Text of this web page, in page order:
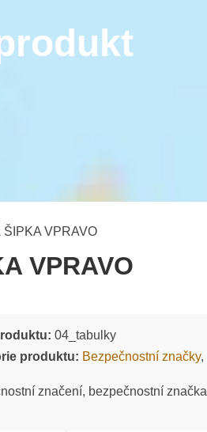
VPRAVO
VPRAVO
04_tabulky
produktu: Bezpečnostní značky,
značení, bezpečnostní